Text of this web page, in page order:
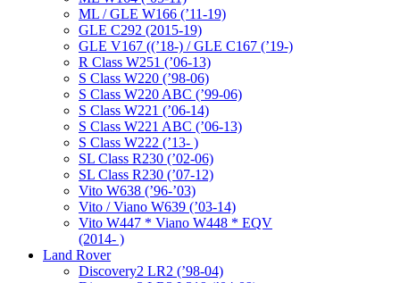
ML / GLE W166 (’11-19)
GLE C292 (2015-19)
GLE V167 ((’18-) / GLE C167 (’19-)
R Class W251 (’06-13)
S Class W220 (’98-06)
S Class W220 ABC (’99-06)
S Class W221 (’06-14)
S Class W221 ABC (’06-13)
S Class W222 (’13- )
SL Class R230 (’02-06)
SL Class R230 (’07-12)
Vito W638 (’96-’03)
Vito / Viano W639 (’03-14)
Vito W447 * Viano W448 * EQV
(2014- )
Land Rover
Discovery2 LR2 (’98-04)